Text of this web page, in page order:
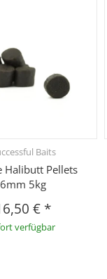
Baits
Halibutt Pellets
6mm 5kg
€ *
verfügbar